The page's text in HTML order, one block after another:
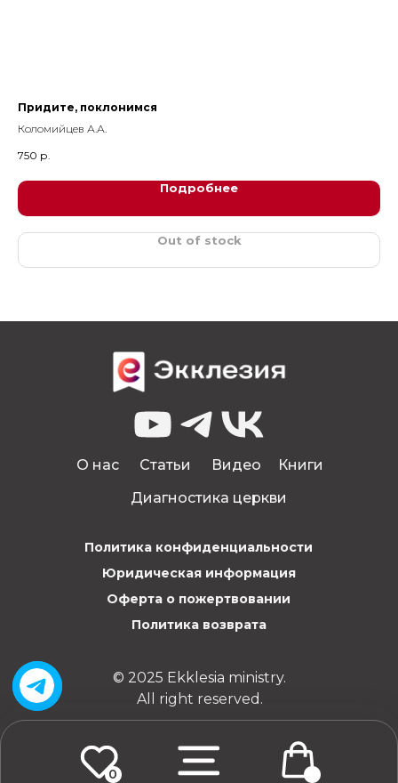
Придите, поклонимся
Коломийцев А.А.
750 р.
Подробнее
Out of stock
© 2025 Ekklesia ministry.
All right reserved.
О нас Статьи Видео
Книги
Диагностика церкви
Политика конфиденциальности
Юридическая информация
Оферта о пожертвовании
Политика возврата